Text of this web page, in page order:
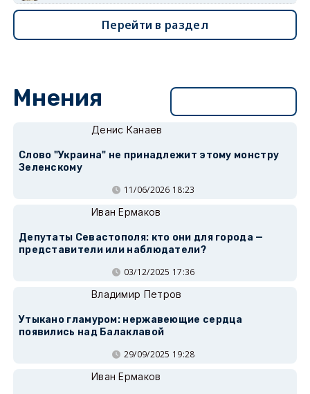
Перейти в раздел
Мнения
Денис Канаев
Слово "Украина" не принадлежит этому монстру
Зеленскому
11/06/2026 18:23
Иван Ермаков
Депутаты Севастополя: кто они для города —
представители или наблюдатели?
03/12/2025 17:36
Владимир Петров
Утыкано гламуром: нержавеющие сердца
появились над Балаклавой
29/09/2025 19:28
Иван Ермаков